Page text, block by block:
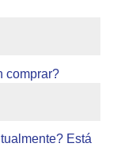
comprar?
Está